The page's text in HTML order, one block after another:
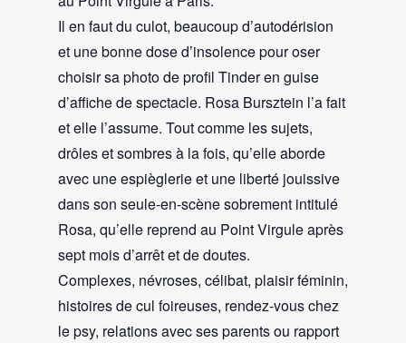
Il en faut du culot, beaucoup d’autodérision
et une bonne dose d’insolence pour oser
choisir sa photo de profil Tinder en guise
d’affiche de spectacle. Rosa Bursztein l’a fait
et elle l’assume. Tout comme les sujets,
drôles et sombres à la fois, qu’elle aborde
avec une espièglerie et une liberté jouissive
dans son seule-en-scène sobrement intitulé
Rosa, qu’elle reprend au Point Virgule après
sept mois d’arrêt et de doutes.
Complexes, névroses, célibat, plaisir féminin,
histoires de cul foireuses, rendez-vous chez
le psy, relations avec ses parents ou rapport